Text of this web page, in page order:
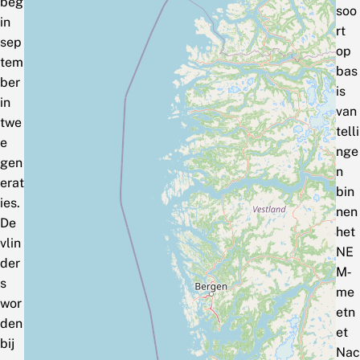
in
sep
tem
ber
in
twe
e
gen
erat
ies.
De
vlin
der
s
wor
den
bij
soo
rt
op
bas
is
van
telli
nge
n
bin
nen
het
NE
M‑
me
etn
et
Nac